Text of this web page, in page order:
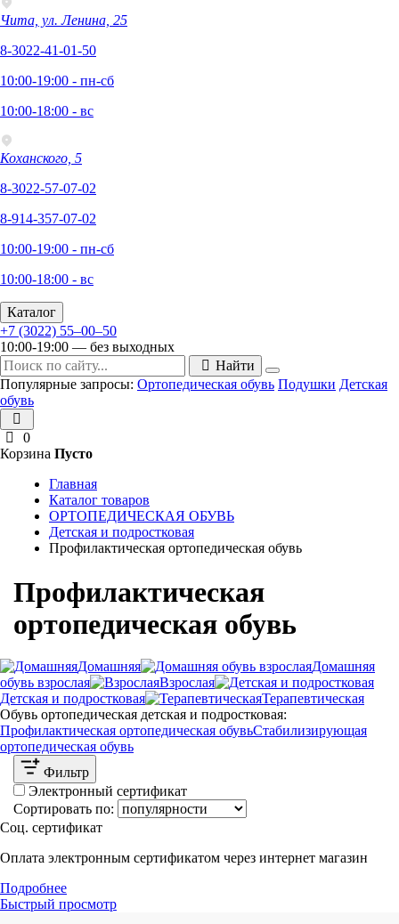
Чита, ул. Ленина, 25
8-3022-41-01-50
10:00-19:00 - пн-сб
10:00-18:00 - вс
Коханского, 5
8-3022-57-07-02
8-914-357-07-02
10:00-19:00 - пн-сб
10:00-18:00 - вс
Каталог
+7 (3022) 55‒00‒50
10:00-19:00 — без выходных
Найти
Популярные запросы: Ортопедическая обувь Подушки Детская
обувь
0
Корзина Пусто
Главная
Каталог товаров
ОРТОПЕДИЧЕСКАЯ ОБУВЬ
Детская и подростковая
Профилактическая ортопедическая обувь
Профилактическая
ортопедическая обувь
Домашняя
Домашняя
обувь взрослая
Взрослая
Детская и подростковая
Терапевтическая
Обувь ортопедическая детская и подростковая:
Профилактическая ортопедическая обувьСтабилизирующая
ортопедическая обувь
Фильтр
Электронный сертификат
Сортировать по:
Соц. сертификат
Оплата электронным сертификатом через интернет магазин
Подробнее
Быстрый просмотр